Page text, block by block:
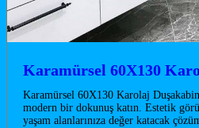
Karamürsel 60X130
Karamürsel 60X130 Karolaj
modern bir dokunuş katın. Estetik
yaşam alanlarınıza değer katacak